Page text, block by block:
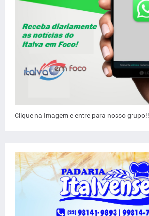
Clique na Imagem e entre para nosso grupo!!